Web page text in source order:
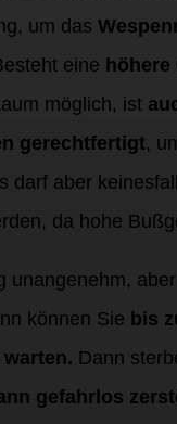
um das
eine höhere
möglich, ist
gerechtfertigt,
darf aber
da hohe
unangenehm,
können Sie bis
Dann
gefahrlos